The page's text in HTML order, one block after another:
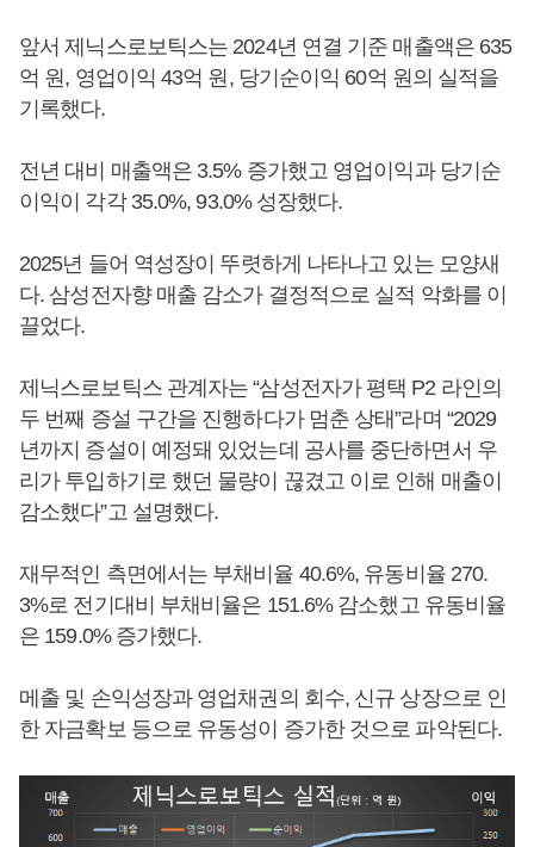
앞서 제닉스로보틱스는 2024년 연결 기준 매출액은 635
억 원, 영업이익 43억 원, 당기순이익 60억 원의 실적을
기록했다.
전년 대비 매출액은 3.5% 증가했고 영업이익과 당기순
이익이 각각 35.0%, 93.0% 성장했다.
2025년 들어 역성장이 뚜렷하게 나타나고 있는 모양새
다. 삼성전자향 매출 감소가 결정적으로 실적 악화를 이
끌었다.
제닉스로보틱스 관계자는 “삼성전자가 평택 P2 라인의
두 번째 증설 구간을 진행하다가 멈춘 상태”라며 “2029
년까지 증설이 예정돼 있었는데 공사를 중단하면서 우
리가 투입하기로 했던 물량이 끊겼고 이로 인해 매출이
감소했다”고 설명했다.
재무적인 측면에서는 부채비율 40.6%, 유동비율 270.
3%로 전기대비 부채비율은 151.6% 감소했고 유동비율
은 159.0% 증가했다.
메출 및 손익성장과 영업채권의 회수, 신규 상장으로 인
한 자금확보 등으로 유동성이 증가한 것으로 파악된다.